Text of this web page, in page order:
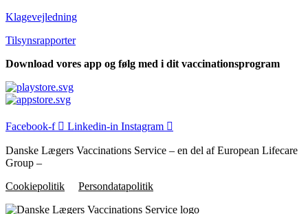
Klagevejledning
Tilsyns­rapporter
Download vores app og følg med i dit vaccinationsprogram
Facebook-f Linkedin-in Instagram
Danske Lægers Vaccinations Service – en del af European Lifecare
Group –
Cookiepolitik
Persondatapolitik